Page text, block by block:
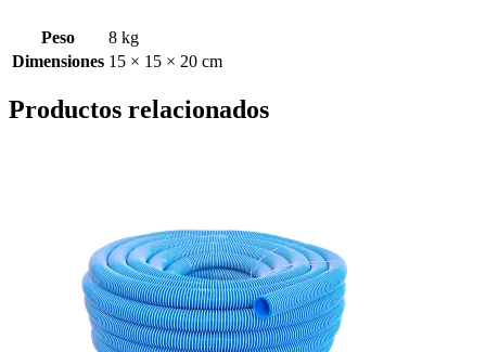
Peso
8 kg
Dimensiones 15 × 15 × 20 cm
Productos relacionados